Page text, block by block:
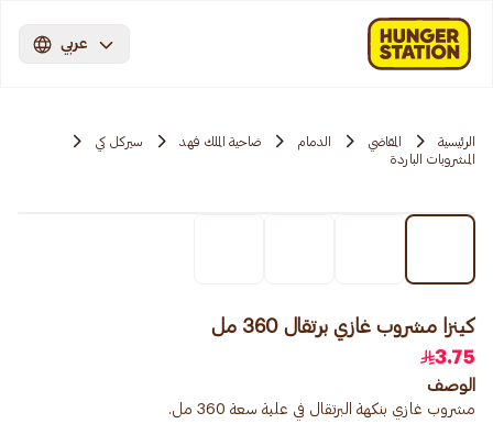
عربي
الرئيسية المقاضي الدمام ضاحية الملك فهد
سيركل كي
المشروبات الباردة
كينزا مشروب غازي برتقال 360 مل
3.75
الوصف
مشروب غازي بنكهة البرتقال في علبة سعة 360 مل.